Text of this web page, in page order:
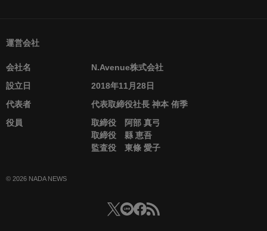
運営会社
会社名
N.Avenue株式会社
設立日
2018年11月28日
代表者
代表取締役社長 神本 侑季
役員
取締役 阿部 真弓
取締役 縣 恵吾
監査役 東條 愛子
© 2026 NADA NEWS